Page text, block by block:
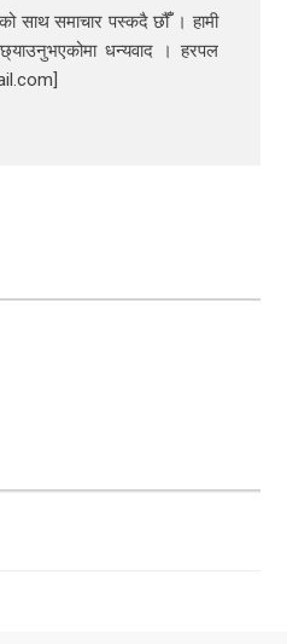
साथ समाचार पस्कदै छौँँ । हामी
धन्यवाद । हरपल